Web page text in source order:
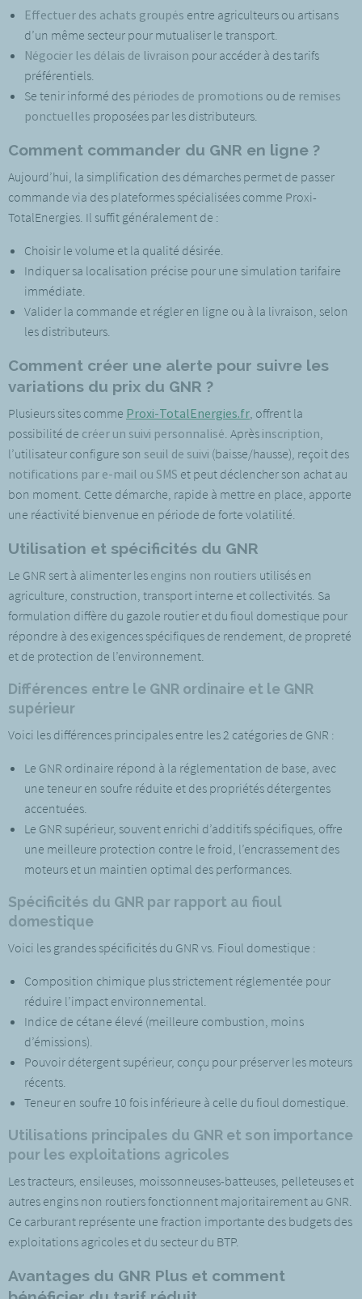
Effectuer des achats groupés entre agriculteurs ou artisans
d’un même secteur pour mutualiser le transport.
Négocier les délais de livraison pour accéder à des tarifs
préférentiels.
Se tenir informé des périodes de promotions ou de remises
ponctuelles proposées par les distributeurs.
Comment commander du GNR en ligne ?
Aujourd’hui, la simplification des démarches permet de passer
commande via des plateformes spécialisées comme Proxi-
TotalEnergies. Il suffit généralement de :
Choisir le volume et la qualité désirée.
Indiquer sa localisation précise pour une simulation tarifaire
immédiate.
Valider la commande et régler en ligne ou à la livraison, selon
les distributeurs.
Comment créer une alerte pour suivre les
variations du prix du GNR ?
Plusieurs sites comme Proxi-TotalEnergies.fr, offrent la
possibilité de créer un suivi personnalisé. Après inscription,
l’utilisateur configure son seuil de suivi (baisse/hausse), reçoit des
notifications par e-mail ou SMS et peut déclencher son achat au
bon moment. Cette démarche, rapide à mettre en place, apporte
une réactivité bienvenue en période de forte volatilité.
Utilisation et spécificités du GNR
Le GNR sert à alimenter les engins non routiers utilisés en
agriculture, construction, transport interne et collectivités. Sa
formulation diffère du gazole routier et du fioul domestique pour
répondre à des exigences spécifiques de rendement, de propreté
et de protection de l’environnement.
Différences entre le GNR ordinaire et le GNR
supérieur
Voici les différences principales entre les 2 catégories de GNR :
Le GNR ordinaire répond à la réglementation de base, avec
une teneur en soufre réduite et des propriétés détergentes
accentuées.
Le GNR supérieur, souvent enrichi d’additifs spécifiques, offre
une meilleure protection contre le froid, l’encrassement des
moteurs et un maintien optimal des performances.
Spécificités du GNR par rapport au fioul
domestique
Voici les grandes spécificités du GNR vs. Fioul domestique :
Composition chimique plus strictement réglementée pour
réduire l’impact environnemental.
Indice de cétane élevé (meilleure combustion, moins
d’émissions).
Pouvoir détergent supérieur, conçu pour préserver les moteurs
récents.
Teneur en soufre 10 fois inférieure à celle du fioul domestique.
Utilisations principales du GNR et son importance
pour les exploitations agricoles
Les tracteurs, ensileuses, moissonneuses-batteuses, pelleteuses et
autres engins non routiers fonctionnent majoritairement au GNR.
Ce carburant représente une fraction importante des budgets des
exploitations agricoles et du secteur du BTP.
Avantages du GNR Plus et comment